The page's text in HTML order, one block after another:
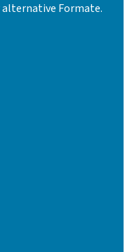
alternative Formate.